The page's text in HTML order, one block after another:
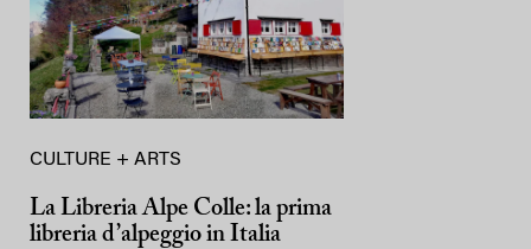
CULTURE + ARTS
La Libreria Alpe Colle: la prima
libreria d’alpeggio in Italia